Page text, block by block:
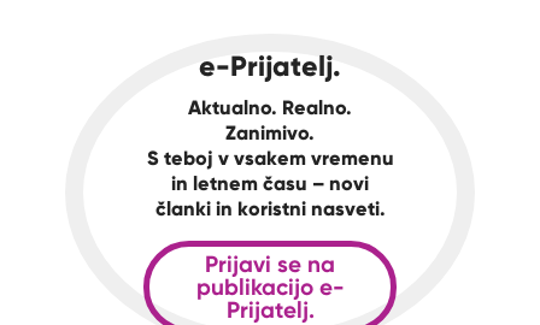
e-Prijatelj.
Aktualno. Realno.
Zanimivo.
S teboj v vsakem vremenu
in letnem času – novi
članki in koristni nasveti.
Prijavi se na
publikacijo e-
Prijatelj.